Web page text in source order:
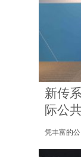
新传
际公
凭丰富的